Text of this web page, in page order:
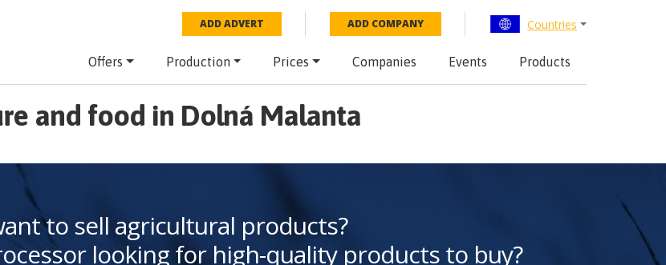
ADD ADVERT ADD COMPANY Countries
Offers Production Prices Companies Events Products
and food in Dolná Malanta
to sell agricultural products?
looking for high-quality products to buy?